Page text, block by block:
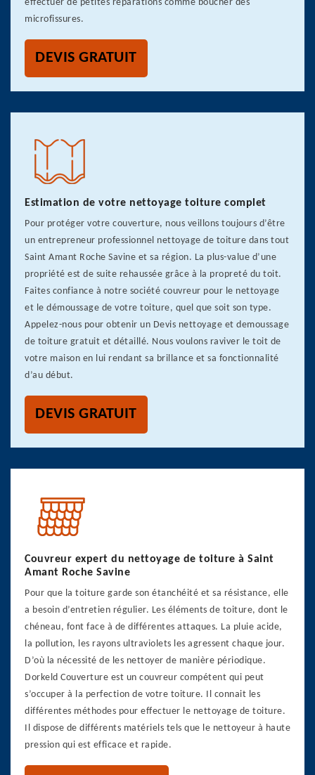
effectuer de petites réparations comme boucher des
microfissures.
DEVIS GRATUIT
Estimation de votre nettoyage toiture complet
Pour protéger votre couverture, nous veillons toujours d’être
un entrepreneur professionnel nettoyage de toiture dans tout
Saint Amant Roche Savine et sa région. La plus-value d’une
propriété est de suite rehaussée grâce à la propreté du toit.
Faites confiance à notre société couvreur pour le nettoyage
et le démoussage de votre toiture, quel que soit son type.
Appelez-nous pour obtenir un Devis nettoyage et demoussage
de toiture gratuit et détaillé. Nous voulons raviver le toit de
votre maison en lui rendant sa brillance et sa fonctionnalité
d’au début.
DEVIS GRATUIT
Couvreur expert du nettoyage de toiture à Saint
Amant Roche Savine
Pour que la toiture garde son étanchéité et sa résistance, elle
a besoin d’entretien régulier. Les éléments de toiture, dont le
chéneau, font face à de différentes attaques. La pluie acide,
la pollution, les rayons ultraviolets les agressent chaque jour.
D’où la nécessité de les nettoyer de manière périodique.
Dorkeld Couverture est un couvreur compétent qui peut
s’occuper à la perfection de votre toiture. Il connait les
différentes méthodes pour effectuer le nettoyage de toiture.
Il dispose de différents matériels tels que le nettoyeur à haute
pression qui est efficace et rapide.